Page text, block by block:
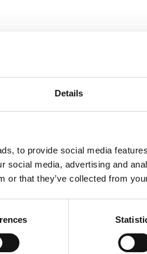
Details
to provide social media
social media, advertising and
or that they’ve collected from